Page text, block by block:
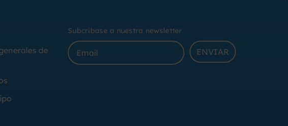
de
Subcribase a nuestra newsletter
ENVIAR